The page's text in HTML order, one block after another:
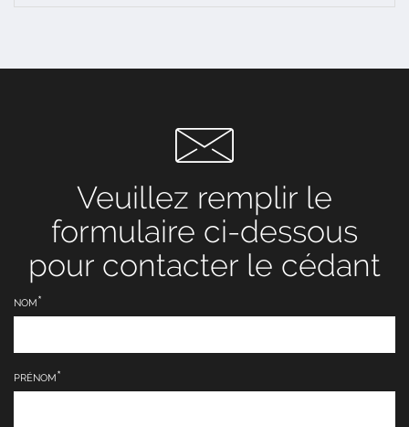
Veuillez remplir le
formulaire ci-dessous
pour contacter le cédant
NOM
PRÉNOM